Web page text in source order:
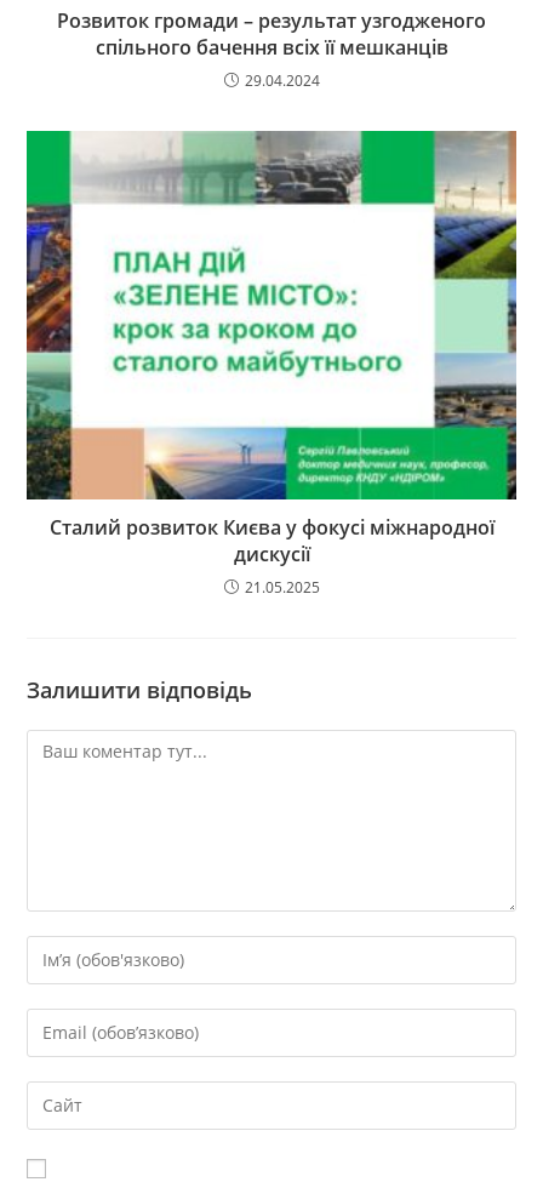
Розвиток громади – результат узгодженого
спільного бачення всіх її мешканців
29.04.2024
Сталий розвиток Києва у фокусі міжнародної
дискусії
21.05.2025
Залишити відповідь